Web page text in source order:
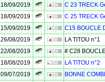
18/09/2019
C 23 TRECK
18/09/2019
C 25 TRECK
15/09/2019
C15 BOUCLE
26/08/2019
LA TITOU n°1
22/08/2019
# C28
18/08/2019
LA TITOU n°2
09/07/2019
BONNE